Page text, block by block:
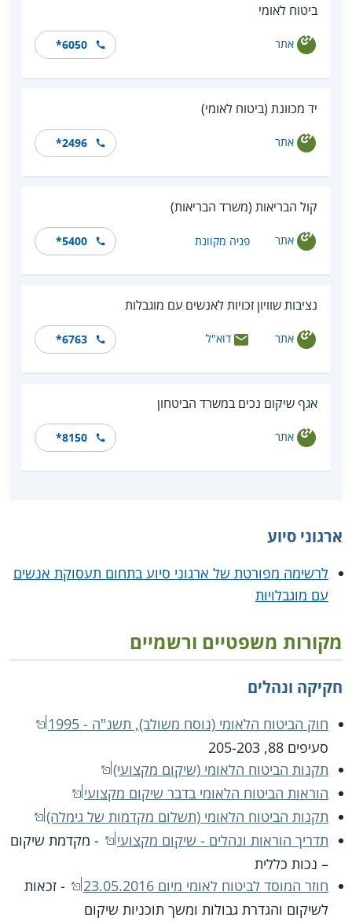
ביטוח לאומי
אתר *6050
יד מכוונת (ביטוח לאומי)
אתר *2496
קול הבריאות (משרד הבריאות)
אתר פניה מקוונת *5400
נציבות שוויון זכויות לאנשים עם מוגבלות
אתר דוא"ל *6763
אגף שיקום נכים במשרד הביטחון
אתר *8150
ארגוני סיוע
לרשימה מפורטת של ארגוני סיוע בתחום תעסוקת אנשים
עם מוגבלויות
מקורות משפטיים ורשמיים
חקיקה ונהלים
חוק הביטוח הלאומי (נוסח משולב), תשנ"ה - 1995
סעיפים 88, 205-203
תקנות הביטוח הלאומי (שיקום מקצועי)
הוראות הביטוח הלאומי בדבר שיקום מקצועי
תקנות הביטוח הלאומי (תשלום מקדמות של גימלה)
תדריך הוראות ונהלים - שיקום מקצועי
- מקדמת שיקום
– נכות כללית
חוזר המוסד לביטוח לאומי מיום 23.05.2016
- זכאות
לשיקום והגדרת גבולות ומשך תוכניות שיקום